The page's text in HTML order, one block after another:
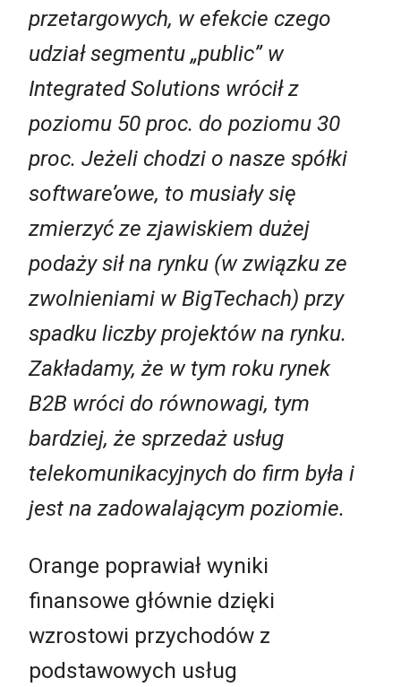
przetargowych, w efekcie czego
udział segmentu „public” w
Integrated Solutions wrócił z
poziomu 50 proc. do poziomu 30
proc. Jeżeli chodzi o nasze spółki
software’owe, to musiały się
zmierzyć ze zjawiskiem dużej
podaży sił na rynku (w związku ze
zwolnieniami w BigTechach) przy
spadku liczby projektów na rynku.
Zakładamy, że w tym roku rynek
B2B wróci do równowagi, tym
bardziej, że sprzedaż usług
telekomunikacyjnych do firm była i
jest na zadowalającym poziomie.
Orange poprawiał wyniki
finansowe głównie dzięki
wzrostowi przychodów z
podstawowych usług